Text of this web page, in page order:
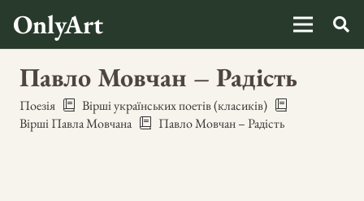
OnlyArt
Павло Мовчан – Радість
Поезія
Вірші українських поетів (класиків)
Вірші Павла Мовчана
Павло Мовчан – Радість